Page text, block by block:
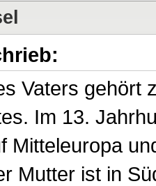
Vaters gehört
Im 13.
Mitteleuropa
Mutter ist in